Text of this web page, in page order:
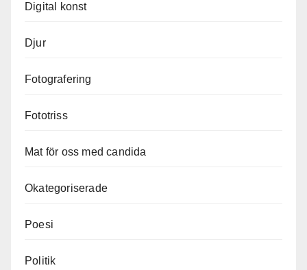
Digital konst
Djur
Fotografering
Fototriss
Mat för oss med candida
Okategoriserade
Poesi
Politik